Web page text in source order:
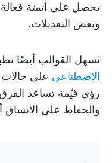
تحصل على أتمتة
وبعض التعديلات.
تسهل القوالب أيضًا
الاصطناعي على حالات
رؤى قيّمة تساعد
والحفاظ على الاتساق